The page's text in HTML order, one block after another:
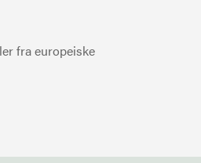
fra europeiske